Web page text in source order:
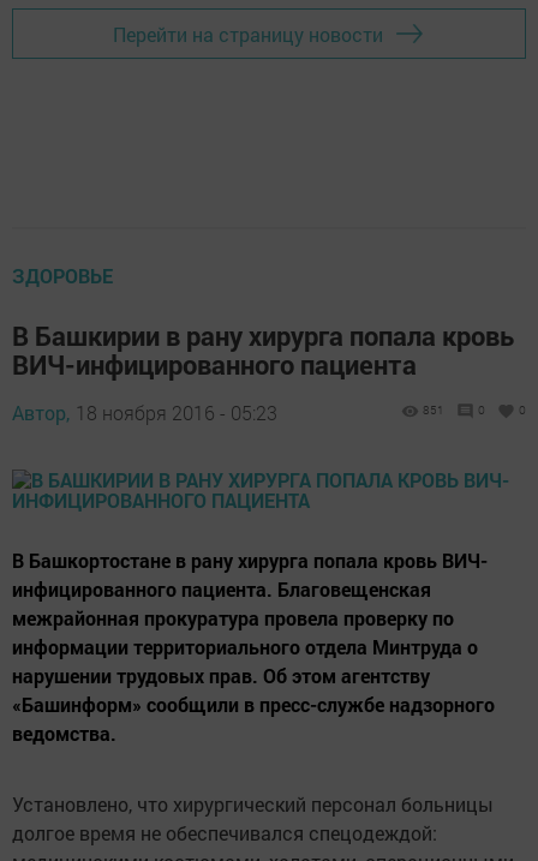
Перейти на страницу новости
ЗДОРОВЬЕ
В Башкирии в рану хирурга попала кровь
ВИЧ-инфицированного пациента
Автор, 18 ноября 2016 - 05:23 851 0 0
В Башкортостане в рану хирурга попала кровь ВИЧ-
инфицированного пациента. Благовещенская
межрайонная прокуратура провела проверку по
информации территориального отдела Минтруда о
нарушении трудовых прав. Об этом агентству
«Башинформ» сообщили в пресс-службе надзорного
ведомства.
Установлено, что хирургический персонал больницы
долгое время не обеспечивался спецодеждой: